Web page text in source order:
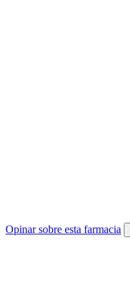
Opinar sobre esta farmacia